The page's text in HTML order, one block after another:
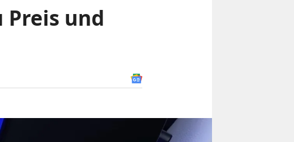
Preis und